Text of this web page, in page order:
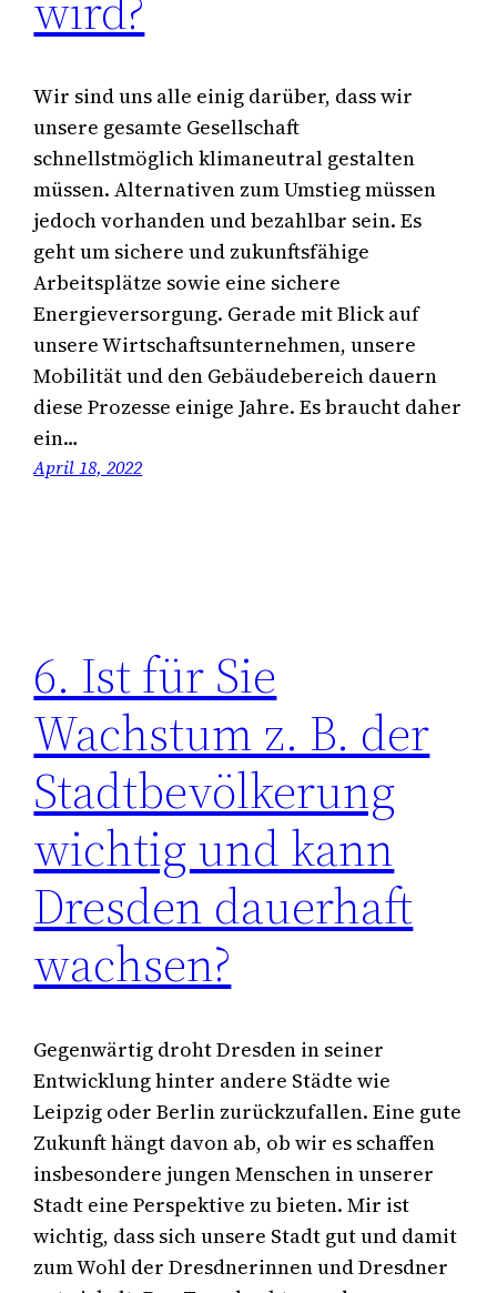
Wir sind uns alle einig darüber, dass wir
unsere gesamte Gesellschaft
schnellstmöglich klimaneutral gestalten
müssen. Alternativen zum Umstieg müssen
jedoch vorhanden und bezahlbar sein. Es
geht um sichere und zukunftsfähige
Arbeitsplätze sowie eine sichere
Energieversorgung. Gerade mit Blick auf
unsere Wirtschaftsunternehmen, unsere
Mobilität und den Gebäudebereich dauern
diese Prozesse einige Jahre. Es braucht daher
ein…
April 18, 2022
6. Ist für Sie
Wachstum z. B. der
Stadtbevölkerung
wichtig und kann
Dresden dauerhaft
wachsen?
Gegenwärtig droht Dresden in seiner
Entwicklung hinter andere Städte wie
Leipzig oder Berlin zurückzufallen. Eine gute
Zukunft hängt davon ab, ob wir es schaffen
insbesondere jungen Menschen in unserer
Stadt eine Perspektive zu bieten. Mir ist
wichtig, dass sich unsere Stadt gut und damit
zum Wohl der Dresdnerinnen und Dresdner